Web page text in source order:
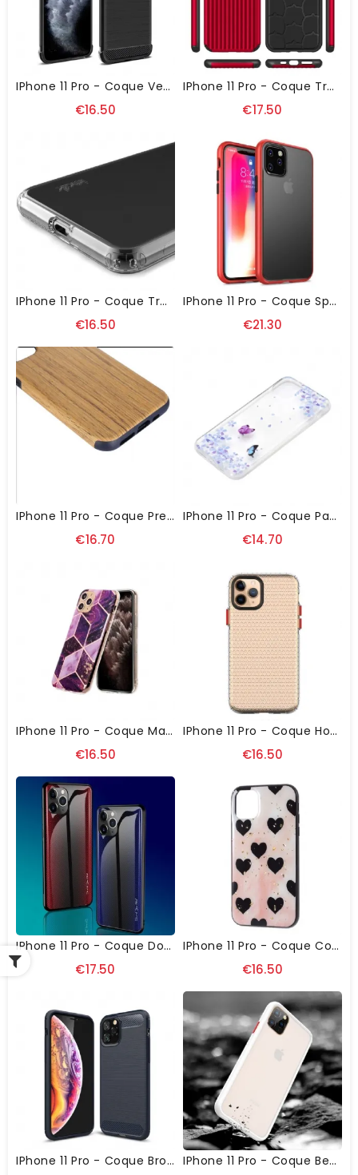
IPhone 11 Pro - Coque Vega Air Bag
€16.50
IPhone 11 Pro - Coque Travel Case
€17.50
IPhone 11 Pro - Coque Transparente En Silicone
€16.50
IPhone 11 Pro - Coque Specter Serie Semi Transparent
€21.30
IPhone 11 Pro - Coque Premium Effet Bois
€16.70
IPhone 11 Pro - Coque Papillons Florets
€14.70
IPhone 11 Pro - Coque Marbre Motif Géométrique
€16.50
IPhone 11 Pro - Coque Honeycomb En Silicone
€16.50
IPhone 11 Pro - Coque Dos En Verre Carbone
€17.50
IPhone 11 Pro - Coque Coeurs Noirs
€16.50
IPhone 11 Pro - Coque Brossée En Gel IPhone 11 Pro - Coque Benks Hybride Contour Coloré